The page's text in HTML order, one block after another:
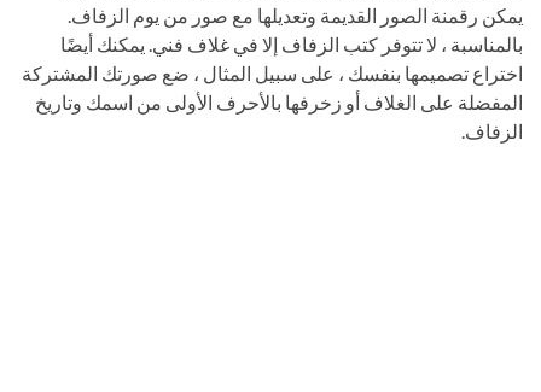
يمكن رقمنة الصور القديمة وتعديلها مع صور من يوم الزفاف.
بالمناسبة ، لا تتوفر كتب الزفاف إلا في غلاف فني. يمكنك أيضًا
اختراع تصميمها بنفسك ، على سبيل المثال ، ضع صورتك المشتركة
المفضلة على الغلاف أو زخرفها بالأحرف الأولى من اسمك وتاريخ
الزفاف.